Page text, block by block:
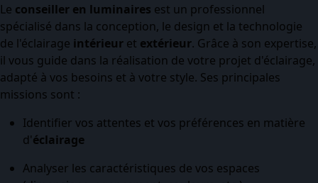
Le conseiller en luminaires est un professionnel
spécialisé dans la conception, le design et la technologie
de l'éclairage intérieur et extérieur. Grâce à son expertise,
il vous guide dans la réalisation de votre projet d'éclairage,
adapté à vos besoins et à votre style. Ses principales
missions sont :
Identifier vos attentes et vos préférences en matière
d'éclairage
Analyser les caractéristiques de vos espaces